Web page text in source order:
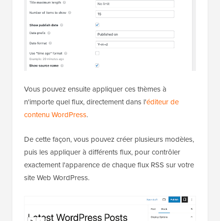
Vous pouvez ensuite appliquer ces thèmes à
n'importe quel flux, directement dans l'éditeur de
contenu WordPress.
De cette façon, vous pouvez créer plusieurs modèles,
puis les appliquer à différents flux, pour contrôler
exactement l'apparence de chaque flux RSS sur votre
site Web WordPress.